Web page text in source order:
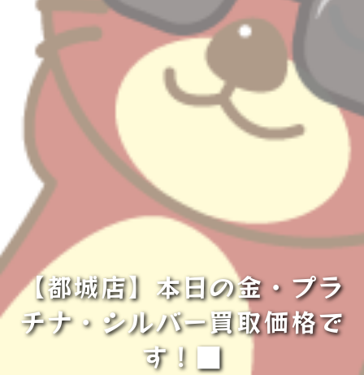
【都城店】本日の金・プラ
チナ・シルバー買取価格で
す！■